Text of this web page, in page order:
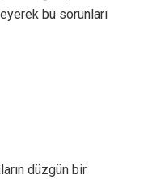
bu sorunları
düzgün bir